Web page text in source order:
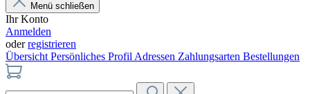
Menü schließen
Ihr Konto
Anmelden
oderregistrieren
Übersicht Persönliches Profil Adressen Zahlungsarten Bestellungen